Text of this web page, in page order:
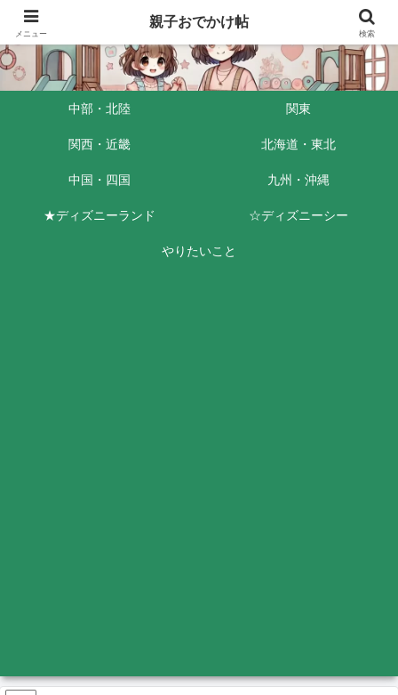
中部・北陸 関東
関西・近畿 北海道・東北
中国・四国 九州・沖縄
★ディズニーランド ☆ディズニーシー
やりたいこと
メニュー
親子おでかけ帖
検索